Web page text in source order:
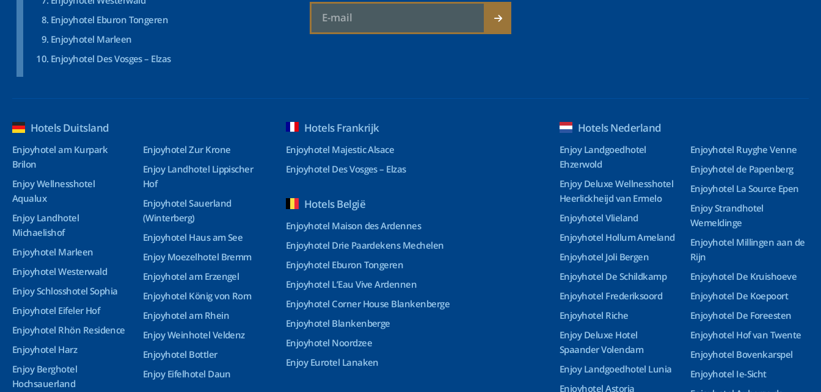
Enjoyhotel Eburon Tongeren
Enjoyhotel Marleen
Enjoyhotel Des Vosges – Elzas
Hotels Duitsland
Enjoyhotel am Kurpark
Brilon
Enjoy Wellnesshotel
Aqualux
Enjoy Landhotel
Michaelishof
Enjoyhotel Marleen
Enjoyhotel Westerwald
Enjoy Schlosshotel Sophia
Enjoyhotel Eifeler Hof
Enjoyhotel Rhön Residence
Enjoyhotel Harz
Enjoy Berghotel
Hochsauerland
Enjoyhotel Zur Krone
Enjoy Landhotel Lippischer
Hof
Enjoyhotel Sauerland
(Winterberg)
Enjoyhotel Haus am See
Enjoy Moezelhotel Bremm
Enjoyhotel am Erzengel
Enjoyhotel König von Rom
Enjoyhotel am Rhein
Enjoy Weinhotel Veldenz
Enjoyhotel Bottler
Enjoy Eifelhotel Daun
Hotels Frankrijk
Enjoyhotel Majestic Alsace
Enjoyhotel Des Vosges – Elzas
Hotels België
Enjoyhotel Maison des Ardennes
Enjoyhotel Drie Paardekens Mechelen
Enjoyhotel Eburon Tongeren
Enjoyhotel L’Eau Vive Ardennen
Enjoyhotel Corner House Blankenberge
Enjoyhotel Blankenberge
Enjoyhotel Noordzee
Enjoy Eurotel Lanaken
Hotels Nederland
Enjoy Landgoedhotel
Ehzerwold
Enjoy Deluxe Wellnesshotel
Heerlickheijd van Ermelo
Enjoyhotel Vlieland
Enjoyhotel Hollum Ameland
Enjoyhotel Joli Bergen
Enjoyhotel De Schildkamp
Enjoyhotel Frederiksoord
Enjoyhotel Riche
Enjoy Deluxe Hotel
Spaander Volendam
Enjoy Landgoedhotel Lunia
Enjoyhotel Astoria
Enjoyhotel Ruyghe Venne
Enjoyhotel de Papenberg
Enjoyhotel La Source Epen
Enjoy Strandhotel
Wemeldinge
Enjoyhotel Millingen aan de
Rijn
Enjoyhotel De Kruishoeve
Enjoyhotel De Koepoort
Enjoyhotel De Foreesten
Enjoyhotel Hof van Twente
Enjoyhotel Bovenkarspel
Enjoyhotel Ie-Sicht